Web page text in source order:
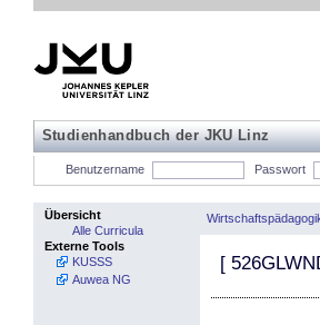
Studienhandbuch der JKU Linz
Benutzername Passwort
Übersicht
Alle Curricula
Externe Tools
KUSSS
Auwea NG
[